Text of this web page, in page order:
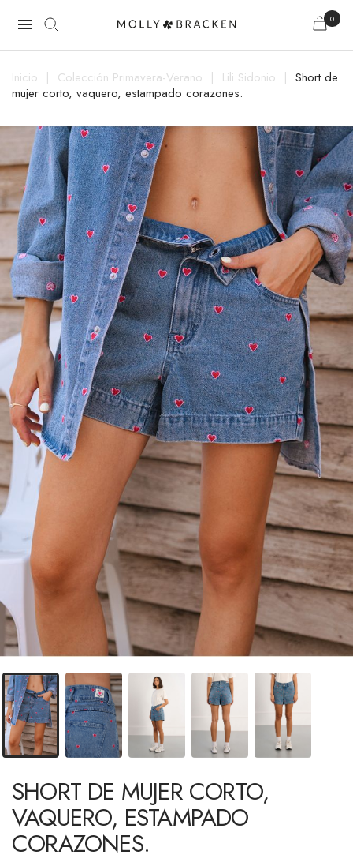
 0
Inicio Colección Primavera-Verano Lili Sidonio
Short de
mujer corto, vaquero, estampado corazones.
SHORT DE MUJER CORTO,
VAQUERO, ESTAMPADO
CORAZONES.